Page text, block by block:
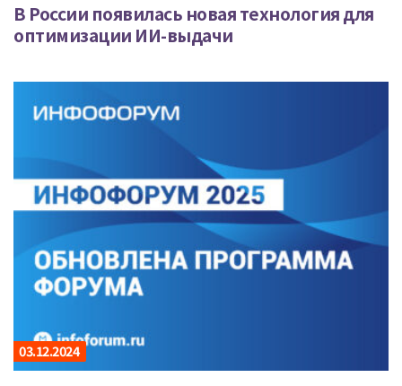
В России появилась новая технология для
оптимизации ИИ-выдачи
03.12.2024